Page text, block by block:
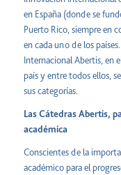
en España (donde se
Puerto Rico, siempre en
en cada uno de los
Internacional Abertis, en
país y entre todos ellos,
sus categorías.
Las Cátedras Abertis,
académica
Conscientes de la
académico para el